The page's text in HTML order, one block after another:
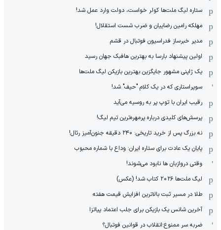
ستاره لیگ ملت‌ها کولر خواست، دولت وارد عمل شد!
مهلکه رامین رضاییان و ضرب شست استقلال!
مدیر خبرساز فدراسیون فوتبال در قشم
اولین پیشنهاد بارسا به بهترین هافبک جهان رسید
یک ژاپنی مشهور جایگزین بهترین بازیکن لیگ ملت‌ها
سوپراستاری که در یک کلام "حیف" شد!
رقیب ایران با توپ پر به روسیه می‌آید
پرسش‌های کلیدی درباره پرمهره‌ترین تیم لیگ!
نه بزرگ پس از خرید تاریخی: ۲۴۰ دقیقه جنون‌آمیز رئال!
پایان یک عادت برای ستاره ایران: وداع با شماره محبوب
وقتی دروازبان ها نابود می‌شوند!
لیگ ملت‌ها ٢٠٢۶ کتاب شد! (عکس)
طلا در مسیر ثبت بالاترین افزایش قیمت هفته
آخرین شانس یک بازیکن برای جلب اعتماد پیاتزا
ضربه سر ممنوع؛انقلاب در قوانین فوتبال؟